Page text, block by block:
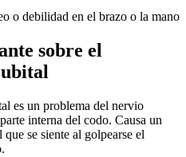
o debilidad en el brazo o la mano
sobre el
es un problema del nervio
interna del codo. Causa un
se siente al golpearse el